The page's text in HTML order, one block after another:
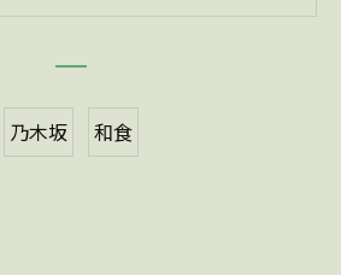
乃木坂 和食